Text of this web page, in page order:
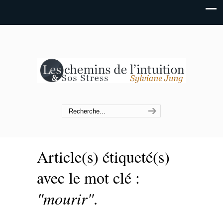
Article(s) étiqueté(s)
avec le mot clé :
"mourir".